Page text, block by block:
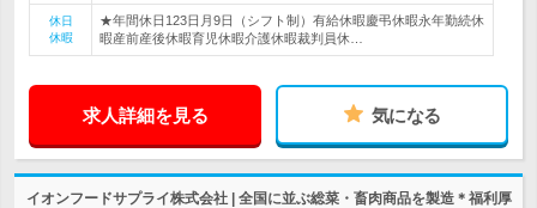
休日
休暇
★年間休日123日月9日（シフト制）有給休暇慶弔休暇永年勤続休
暇産前産後休暇育児休暇介護休暇裁判員休…
求人詳細を見る 気になる
イオンフードサプライ株式会社 | 全国に並ぶ総菜・畜肉商品を製造＊福利厚